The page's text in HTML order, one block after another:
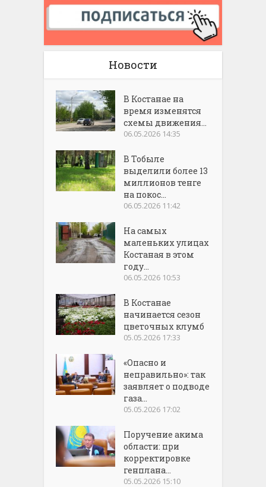
Новости
В Костанае на
время изменятся
схемы движения...
06.05.2026 14:35
В Тобыле
выделили более 13
миллионов тенге
на покос...
06.05.2026 11:42
На самых
маленьких улицах
Костаная в этом
году...
06.05.2026 10:53
В Костанае
начинается сезон
цветочных клумб
05.05.2026 17:33
«Опасно и
неправильно»: так
заявляет о подводе
газа...
05.05.2026 17:02
Поручение акима
области: при
корректировке
генплана...
05.05.2026 15:10